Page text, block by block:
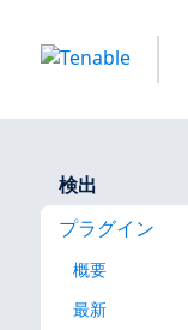
検出
プラグイン
概要
最新